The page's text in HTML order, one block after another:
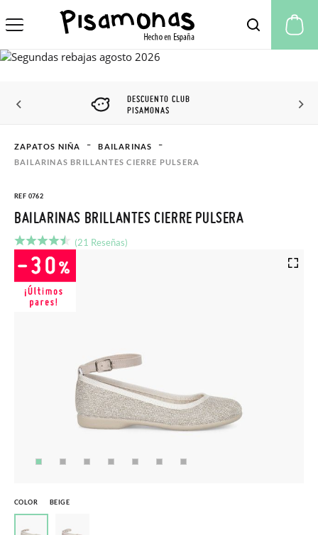
DESCUENTO CLUB
PISAMONAS
ZAPATOS NIÑA
BAILARINAS
BAILARINAS BRILLANTES CIERRE PULSERA
REF 0762
BAILARINAS BRILLANTES CIERRE PULSERA
(21 Reseñas)
COLOR BEIGE